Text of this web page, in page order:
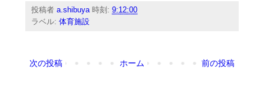
投稿者a.shibuya 時刻:9:12:00
ラベル:体育施設
次の投稿 前の投稿
ホーム